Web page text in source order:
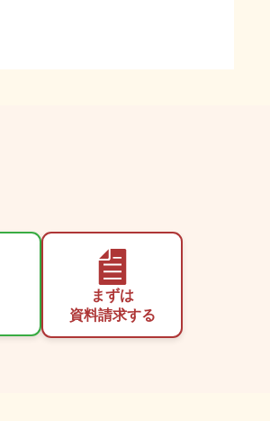
まずは
資料請求する